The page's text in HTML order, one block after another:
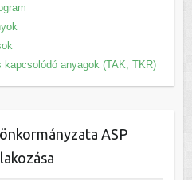
anyagok (TAK, TKR)
ASP